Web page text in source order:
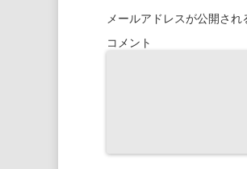
メールアドレスが公開され
コメント